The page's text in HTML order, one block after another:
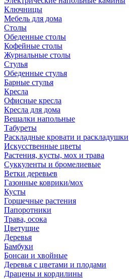
Ключницы
Мебель для дома
Столы
Обеденные столы
Кофейные столы
Журнальные столы
Стулья
Обеденные стулья
Барные стулья
Кресла
Офисные кресла
Кресла для дома
Вешалки напольные
Табуреты
Раскладные кровати и раскладушки
Искусственные цветы
Растения, кусты, мох и трава
Суккуленты и бромелиевые
Ветки деревьев
Газонные коврики/мох
Кусты
Горшечные растения
Папоротники
Трава, осока
Цветущие
Деревья
Бамбуки
Бонсаи и хвойные
Деревья с цветами и плодами
Драцены и кордилины